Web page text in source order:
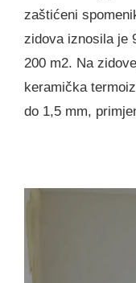
zaštićeni
zidova iznosila je
200 m2. Na
keramička
do 1,5 mm,